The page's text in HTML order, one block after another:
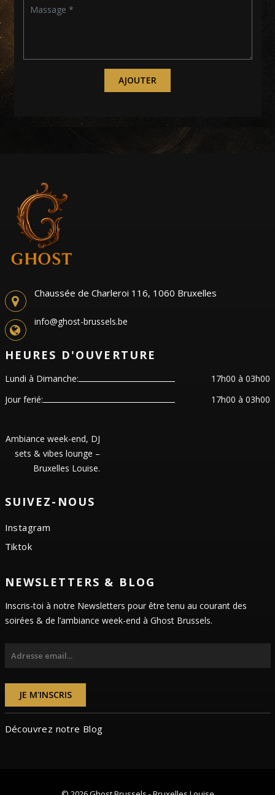
AJOUTER
Chaussée de Charleroi 116, 1060 Bruxelles
info@ghost-brussels.be
HEURES D'OUVERTURE
Lundi à Dimanche:
17h00 à 03h00
Jour ferié:
17h00 à 03h00
Ambiance week-end, DJ
sets & vibes lounge –
Bruxelles Louise.
SUIVEZ-NOUS
Instagram
Tiktok
NEWSLETTERS & BLOG
Inscris-toi à notre Newsletters pour être tenu au courant des
soirées & de l’ambiance week-end à Ghost Brussels.
JE M'INSCRIS
Découvrez notre Blog